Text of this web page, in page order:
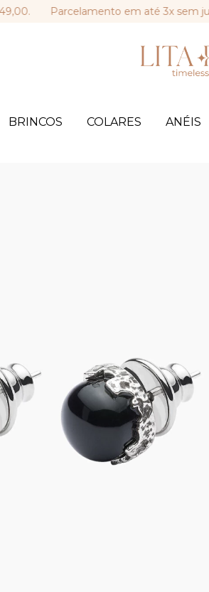
Parcelamento em até 3x sem juros.
BRINCOS COLARES ANÉIS